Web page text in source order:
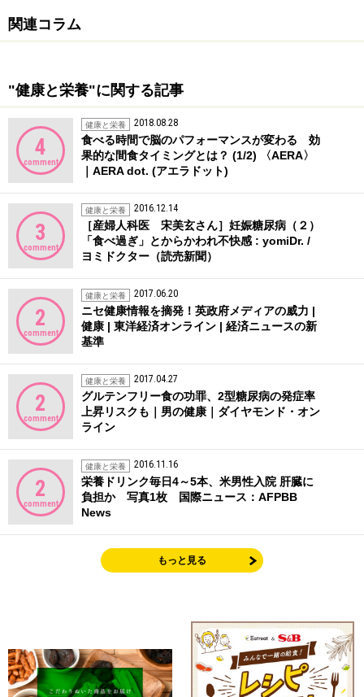
関連コラム
"健康と栄養"に関する記事
4
comment
健康と栄養 2018.08.28
食べる時間で脳のパフォーマンスが変わる 効
果的な間食タイミングとは？ (1/2) 〈AERA〉
｜AERA dot. (アエラドット)
3
comment
健康と栄養 2016.12.14
［産婦人科医 宋美玄さん］妊娠糖尿病（２）
「食べ過ぎ」とからかわれ不快感 : yomiDr. /
ヨミドクター（読売新聞）
2
comment
健康と栄養 2017.06.20
ニセ健康情報を摘発！英政府メディアの威力 |
健康 | 東洋経済オンライン | 経済ニュースの新
基準
2
comment
健康と栄養 2017.04.27
グルテンフリー食の功罪、2型糖尿病の発症率
上昇リスクも｜男の健康｜ダイヤモンド・オン
ライン
2
comment
健康と栄養 2016.11.16
栄養ドリンク毎日4～5本、米男性入院 肝臓に
負担か 写真1枚 国際ニュース：AFPBB
News
もっと見る